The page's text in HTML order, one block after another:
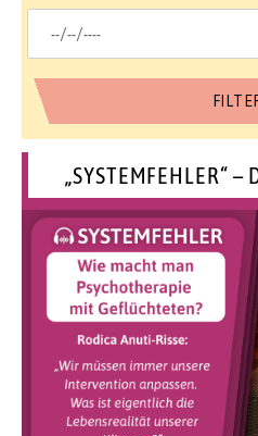
„SYSTEMFEHLER“ –